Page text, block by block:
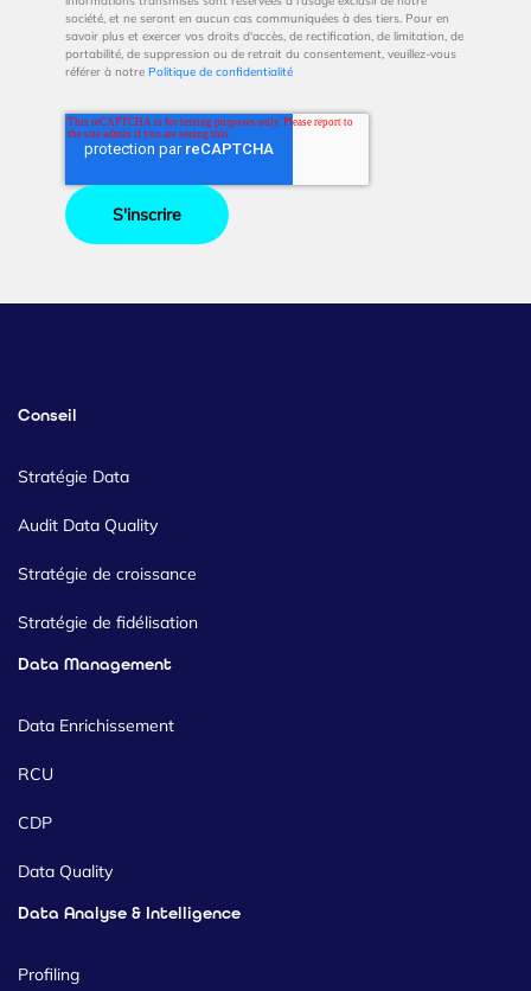
société, et ne seront en aucun cas communiquées à des tiers. Pour en
savoir plus et exercer vos droits d'accès, de rectification, de limitation, de
portabilité, de suppression ou de retrait du consentement, veuillez-vous
référer à notre Politique de confidentialité
Conseil
Stratégie Data
Audit Data Quality
Stratégie de croissance
Stratégie de fidélisation
Data Management
Data Enrichissement
RCU
CDP
Data Quality
Data Analyse & Intelligence
Profiling